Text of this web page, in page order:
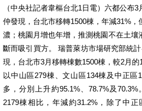
（中央社記者韋樞台北1日電）六都公布
仲發現，台北市移轉1500棟，年減31%
濃；桃園月增也年增，推測桃園不在土壤
斷而吸引買方。 瑞普萊坊市場研究部統
現，台北市3月移轉棟數1500棟，較2月的
以中山區279棟、文山區134棟及中正區
多，分別上升約95.1%、78.7%及
2179棟相比，年減約31.2%，除了中